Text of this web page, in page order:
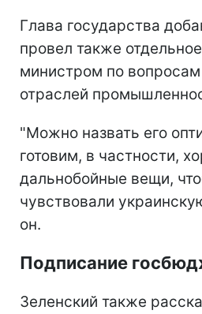
Глава государства
провел также
министром по вопросам
отраслей
"Можно назвать его
готовим, в частности,
дальнобойные вещи,
чувствовали
он.
Подписание
Зеленский также